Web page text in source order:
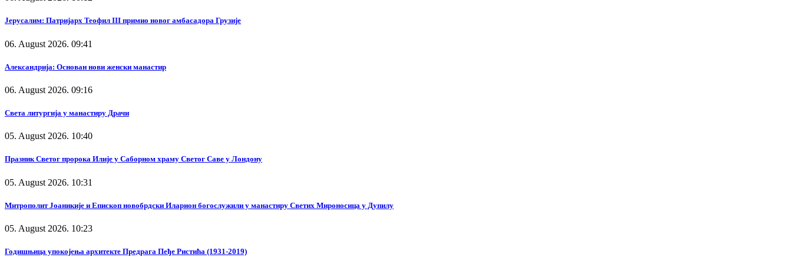
Јерусалим: Патријарх Теофил III примио новог амбасадора Грузије
06. August 2026. 09:41
Александрија: Основан нови женски манастир
06. August 2026. 09:16
Света литургија у манастиру Драчи
05. August 2026. 10:40
Празник Светог пророка Илије у Саборном храму Светог Саве у Лондону
05. August 2026. 10:31
Митрополит Јоаникије и Епископ новобрдски Иларион богослужили у манастиру Светих Мироносица у Дупилу
05. August 2026. 10:23
Годишњица упокојења архитекте Предрага Пеђе Ристића (1931-2019)